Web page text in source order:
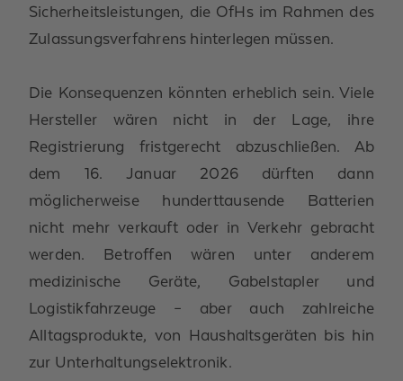
Sicherheitsleistungen, die OfHs im Rahmen des
Zulassungsverfahrens hinterlegen müssen.
Die Konsequenzen könnten erheblich sein. Viele
Hersteller wären nicht in der Lage, ihre
Registrierung fristgerecht abzuschließen. Ab
dem 16. Januar 2026 dürften dann
möglicherweise hunderttausende Batterien
nicht mehr verkauft oder in Verkehr gebracht
werden. Betroffen wären unter anderem
medizinische Geräte, Gabelstapler und
Logistikfahrzeuge – aber auch zahlreiche
Alltagsprodukte, von Haushaltsgeräten bis hin
zur Unterhaltungselektronik.